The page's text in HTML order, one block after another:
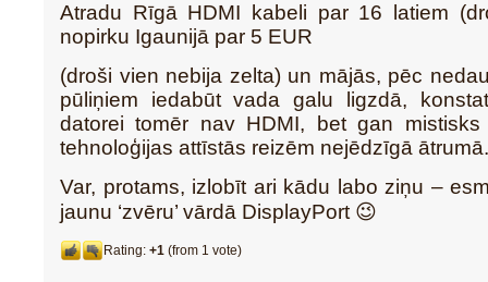
Atradu Rīgā HDMI kabeli par 16 latiem
nopirku Igaunijā par 5 EUR
(droši vien nebija zelta) un mājās, pēc
pūliņiem iedabūt vada galu ligzdā,
datorei tomēr nav HDMI, bet gan mistisks
tehnoloģijas attīstās reizēm nejēdzīgā ātrumā.
Var, protams, izlobīt ari kādu labo ziņu –
jaunu ‘zvēru’ vārdā DisplayPort 😉
Rating: +1 (from 1 vote)